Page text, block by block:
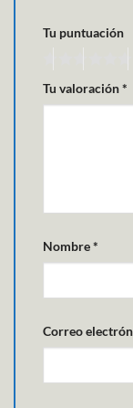
Tu puntuación
Tu valoración*
Nombre*
Correo